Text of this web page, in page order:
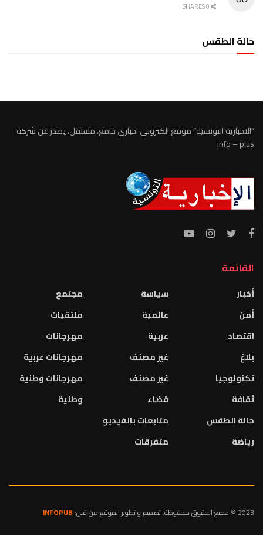
حالة الطقس
“الاخبارية التونسية” موقع الكتروني اخباري جامع، مستقل، يصدر عن شركة
info – plus
القائمة
أخبار
أمن
اقتصاد
بلاغ
تكنولوجيا
ثقافة
حالة الطقس
رياضة
سياسة
عالمية
عربية
غير مصنف
غير مصنف
قضاء
متابعات بالفيديو
متفرقات
مجتمع
ملتقيات
مهرجانات
مهرجانات عربية
مهرجانات وطنية
وطنية
2023 © جميع الحقوق محفوظة. تصميم و تطوير الموقع من قبل: INFOPUB